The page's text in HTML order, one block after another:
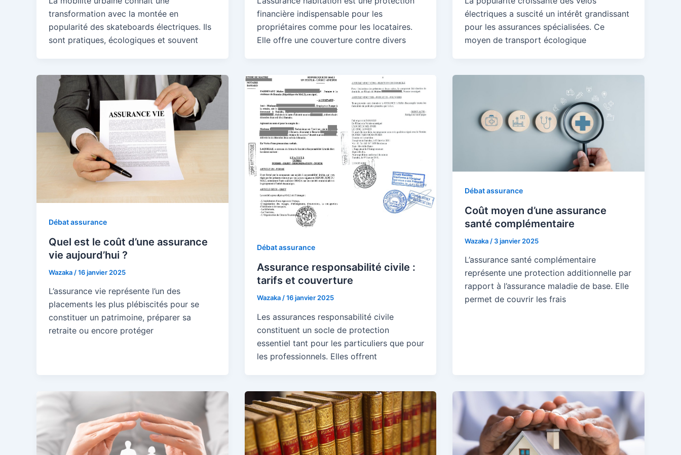
transformation avec la montée en
popularité des skateboards électriques. Ils
sont pratiques, écologiques et souvent
financière indispensable pour les
propriétaires comme pour les locataires.
Elle offre une couverture contre divers
électriques a suscité un intérêt grandissant
pour les assurances spécialisées. Ce
moyen de transport écologique
Débat assurance
Quel est le coût d’une assurance
vie aujourd’hui ?
Wazaka /16 janvier 2025
L’assurance vie représente l’un des
placements les plus plébiscités pour se
constituer un patrimoine, préparer sa
retraite ou encore protéger
Débat assurance
Assurance responsabilité civile :
tarifs et couverture
Wazaka/16 janvier 2025
Les assurances responsabilité civile
constituent un socle de protection
essentiel tant pour les particuliers que pour
les professionnels. Elles offrent
Débat assurance
Coût moyen d’une assurance
santé complémentaire
Wazaka / 3 janvier 2025
L’assurance santé complémentaire
représente une protection additionnelle par
rapport à l’assurance maladie de base. Elle
permet de couvrir les frais